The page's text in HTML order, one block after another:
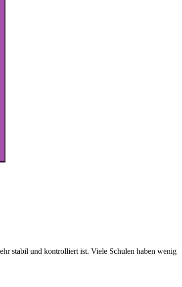
stabil und kontrolliert ist. Viele Schulen haben wenig